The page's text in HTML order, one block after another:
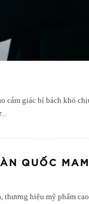
giác bí bách khó
...
QUỐC
thương hiệu mỹ phẩm